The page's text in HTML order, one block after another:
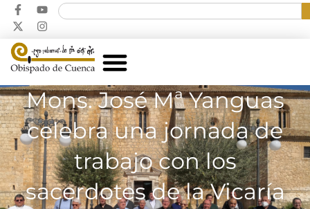
Mons. José Mª Yanguas
celebra una jornada de
trabajo con los
sacerdotes de la Vicaría